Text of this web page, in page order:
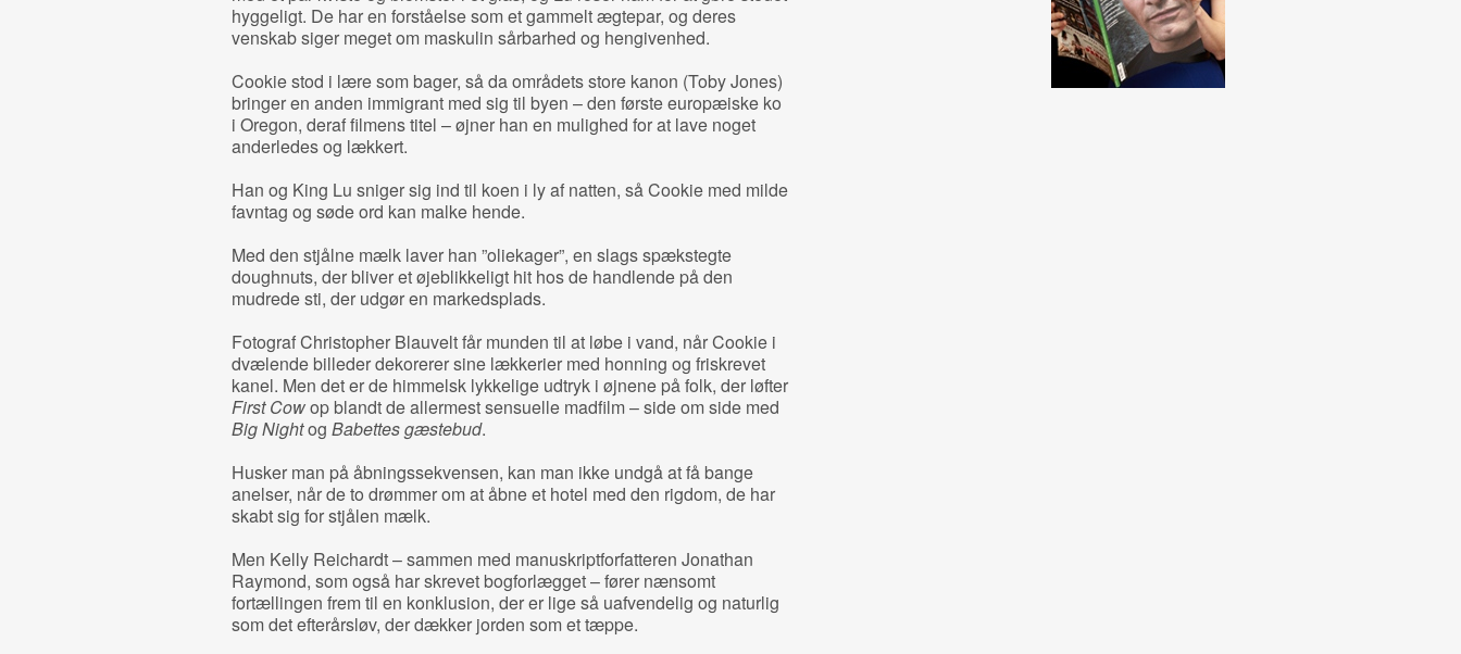
hyggeligt. De har en forståelse som et gammelt ægtepar, og deres
venskab siger meget om maskulin sårbarhed og hengivenhed.
Cookie stod i lære som bager, så da områdets store kanon (Toby Jones)
bringer en anden immigrant med sig til byen – den første europæiske ko
i Oregon, deraf filmens titel – øjner han en mulighed for at lave noget
anderledes og lækkert.
Han og King Lu sniger sig ind til koen i ly af natten, så Cookie med milde
favntag og søde ord kan malke hende.
Med den stjålne mælk laver han ”oliekager”, en slags spækstegte
doughnuts, der bliver et øjeblikkeligt hit hos de handlende på den
mudrede sti, der udgør en markedsplads.
Fotograf Christopher Blauvelt får munden til at løbe i vand, når Cookie i
dvælende billeder dekorerer sine lækkerier med honning og friskrevet
kanel. Men det er de himmelsk lykkelige udtryk i øjnene på folk, der løfter
First Cowop blandt de allermest sensuelle madfilm – side om side med
Big Nightog Babettes gæstebud.
Husker man på åbningssekvensen, kan man ikke undgå at få bange
anelser, når de to drømmer om at åbne et hotel med den rigdom, de har
skabt sig for stjålen mælk.
Men Kelly Reichardt – sammen med manuskriptforfatteren Jonathan
Raymond, som også har skrevet bogforlægget – fører nænsomt
fortællingen frem til en konklusion, der er lige så uafvendelig og naturlig
som det efterårsløv, der dækker jorden som et tæppe.